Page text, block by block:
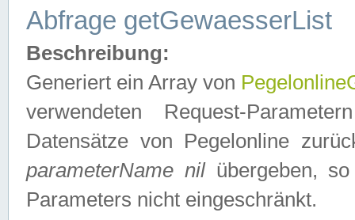
Abfrage getGewaesserList
Beschreibung:
Generiert ein Array von
verwendeten Request-
Datensätze von Pegelonline
parameterName nilübergeben, so
Parameters nicht eingeschränkt.